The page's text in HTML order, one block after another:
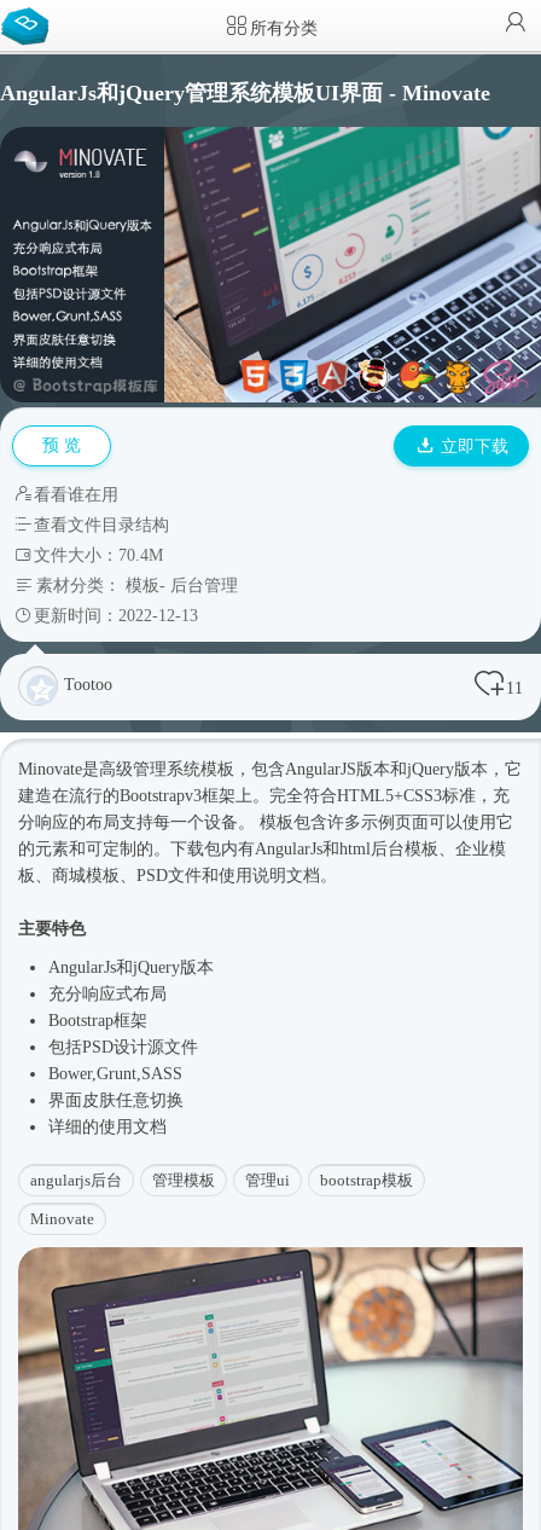
所有分类
AngularJs和jQuery管理系统模板UI界面 - Minovate
预 览 立即下载
看看谁在用
查看文件目录结构
文件大小：70.4M
素材分类： 模板- 后台管理
更新时间：2022-12-13
Tootoo 11
Minovate是高级管理系统模板，包含AngularJS版本和jQuery版本，它
建造在流行的Bootstrapv3框架上。完全符合HTML5+CSS3标准，充
分响应的布局支持每一个设备。 模板包含许多示例页面可以使用它
的元素和可定制的。下载包内有AngularJs和html 后台模板 、企业模
板
、商城模板、PSD文件和使用说明文档。
主要特色
AngularJs和jQuery版本
充分响应式布局
Bootstrap框架
包括PSD设计源文件
Bower,Grunt,SASS
界面皮肤任意切换
详细的使用文档
angularjs后台 管理模板 管理ui bootstrap模板
Minovate